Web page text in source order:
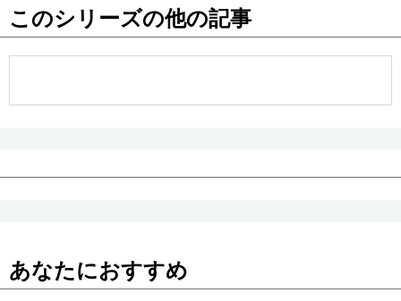
お知らせ
このシリーズの他の記事
あなたにおすすめ